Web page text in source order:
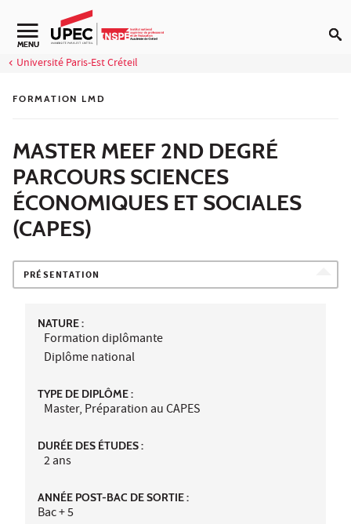
Aller au contenu
Navigation secondaire
MENU
Université Paris-Est Créteil
FORMATION LMD
MASTER MEEF 2ND DEGRÉ
PARCOURS SCIENCES
ÉCONOMIQUES ET SOCIALES
(CAPES)
PRÉSENTATION
NATURE :
Formation diplômante
Diplôme national
TYPE DE DIPLÔME :
Master, Préparation au CAPES
DURÉE DES ÉTUDES :
2 ans
ANNÉE POST-BAC DE SORTIE :
Bac + 5